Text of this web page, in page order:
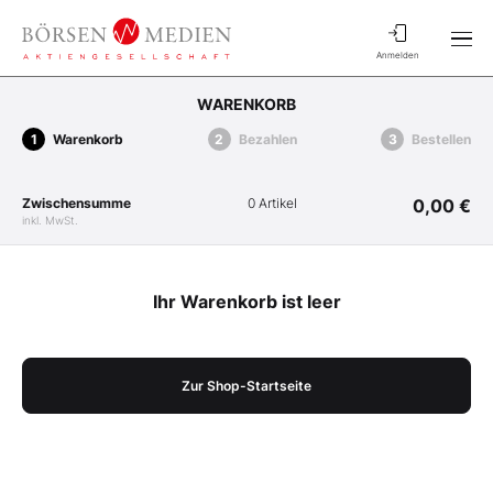
Anmelden
WARENKORB
Warenkorb Bezahlen Bestellen
Zwischensumme
inkl. MwSt.
0 Artikel 0,00 €
Ihr Warenkorb ist leer
Zur Shop-Startseite